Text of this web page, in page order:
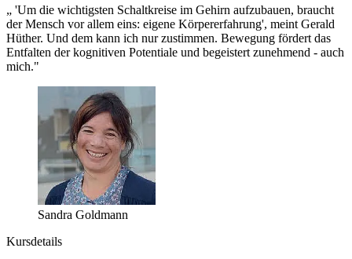
„ 'Um die wichtigsten Schaltkreise im Gehirn aufzubauen, braucht
der Mensch vor allem eins: eigene Körpererfahrung', meint Gerald
Hüther. Und dem kann ich nur zustimmen. Bewegung fördert das
Entfalten der kognitiven Potentiale und begeistert zunehmend - auch
mich."
Sandra Goldmann
Kursdetails